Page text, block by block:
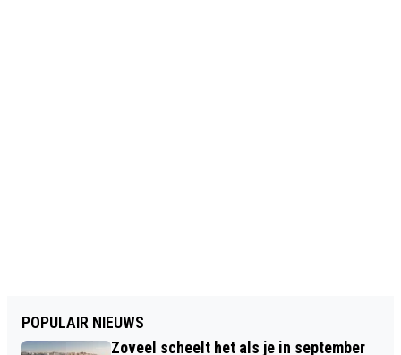
POPULAIR NIEUWS
Zoveel scheelt het als je in september